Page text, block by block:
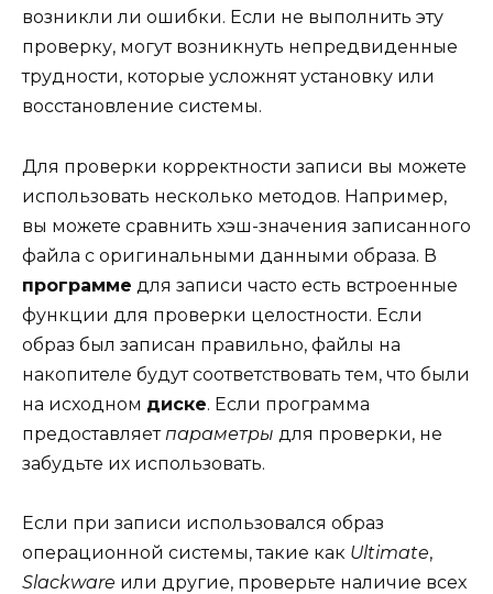
возникли ли ошибки. Если не выполнить эту
проверку, могут возникнуть непредвиденные
трудности, которые усложнят установку или
восстановление системы.
Для проверки корректности записи вы можете
использовать несколько методов. Например,
вы можете сравнить хэш-значения записанного
файла с оригинальными данными образа. В
программе для записи часто есть встроенные
функции для проверки целостности. Если
образ был записан правильно, файлы на
накопителе будут соответствовать тем, что были
на исходном диске. Если программа
предоставляет параметры для проверки, не
забудьте их использовать.
Если при записи использовался образ
операционной системы, такие как Ultimate,
Slackware или другие, проверьте наличие всех